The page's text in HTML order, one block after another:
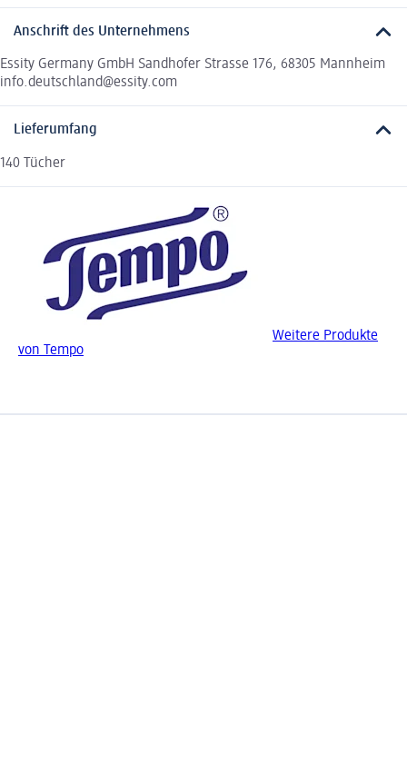
Anschrift des Unternehmens
Essity Germany GmbH Sandhofer Strasse 176, 68305 Mannheim
info.deutschland@essity.com
Lieferumfang
140 Tücher
Weitere Produkte
von Tempo